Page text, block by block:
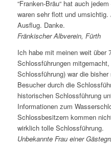
“Franken-Bräu“ hat auch
waren sehr flott und
Ausflug. Danke.
Fränkischer Albverein, Fürth
Ich habe mit meinen weit über
Schlossführungen
Schlossführung) war die
Besucher durch die
historischen Schlossführung
Informationen zum
Schlossbesitzern kommen
wirklich tolle Schlossführung.
Unbekannte Frau einer